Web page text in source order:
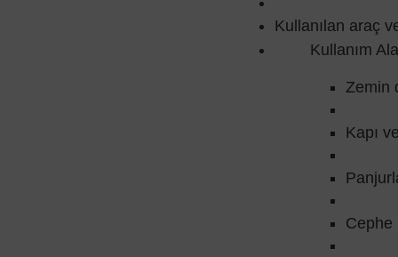
Kullanılan araç
Kullanım
Zemin
Kapı
Cephe